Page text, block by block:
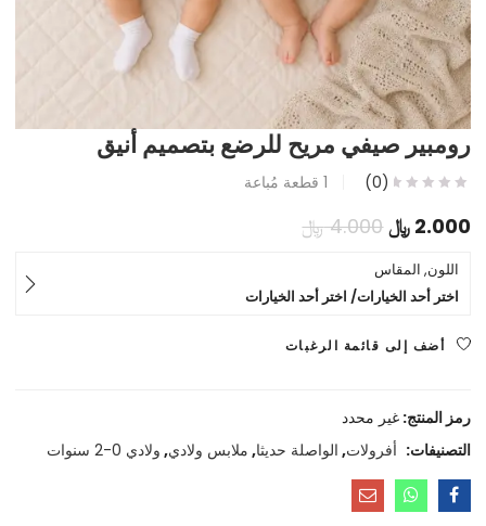
رومبير صيفي مريح للرضع بتصميم أنيق
(0)
1 قطعة مُباعة
2.000 ﷼السعر
الحالي
هو:
2.000 ﷼.
4.000 ﷼السعر
هو:
4.000 ﷼.
اللون, المقاس
اختر أحد الخيارات/ اختر أحد الخيارات
أضف إلى قائمة الرغبات
رمز المنتج:غير محدد
التصنيفات: أفرولات, الواصلة حديثا, ملابس ولادي, ولادي 0-2 سنوات